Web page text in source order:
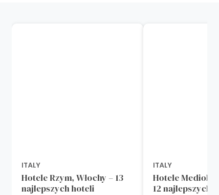
ITALY
Hotele Rzym, Włochy – 13
najlepszych hoteli
ITALY
Hotele
12 najlepszych